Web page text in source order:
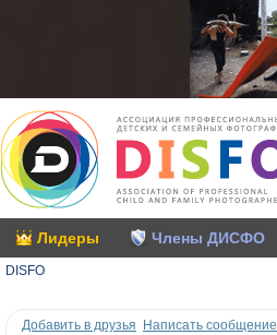
Лидеры Члены ДИСФО
DISFO
Добавить в друзья Написать сообщение